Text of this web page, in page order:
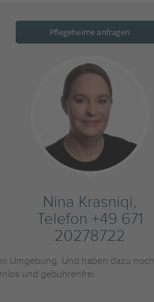
Pflegeheime anfragen
Nina Krasniqi,
Telefon +49 671
20278722
Umgebung. Und haben dazu noch
und gebührenfrei.